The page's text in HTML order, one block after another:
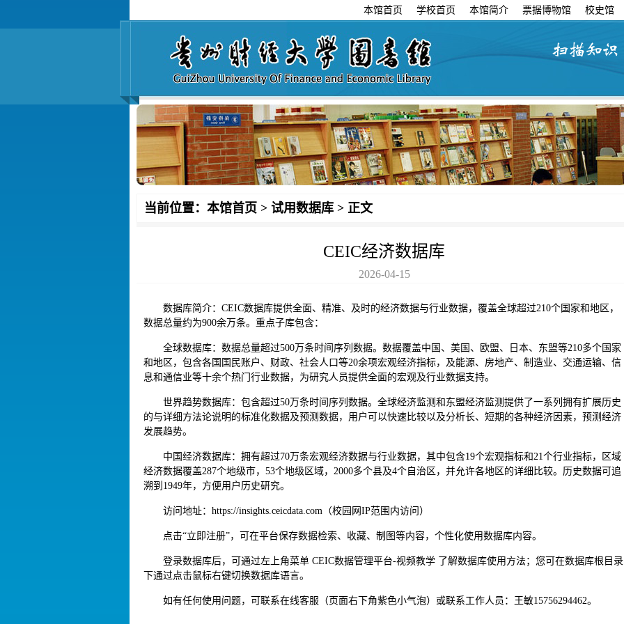
本馆首页 学校首页 本馆简介 票据博物馆 校史馆
当前位置：本馆首页 > 试用数据库 > 正文
CEIC经济数据库
2026-04-15
数据库简介：CEIC数据库提供全面、精准、及时的经济数据与行业数据，覆盖全球超过210个国家和地区，
数据总量约为900余万条。重点子库包含：
全球数据库：数据总量超过500万条时间序列数据。数据覆盖中国、美国、欧盟、日本、东盟等210多个国家
和地区，包含各国国民账户、财政、社会人口等20余项宏观经济指标，及能源、房地产、制造业、交通运输、信
息和通信业等十余个热门行业数据，为研究人员提供全面的宏观及行业数据支持。
世界趋势数据库：包含超过50万条时间序列数据。全球经济监测和东盟经济监测提供了一系列拥有扩展历史
的与详细方法论说明的标准化数据及预测数据，用户可以快速比较以及分析长、短期的各种经济因素，预测经济
发展趋势。
中国经济数据库：拥有超过70万条宏观经济数据与行业数据，其中包含19个宏观指标和21个行业指标，区域
经济数据覆盖287个地级市，53个地级区域，2000多个县及4个自治区，并允许各地区的详细比较。历史数据可追
溯到1949年，方便用户历史研究。
访问地址：https://insights.ceicdata.com（校园网IP范围内访问）
点击“立即注册”，可在平台保存数据检索、收藏、制图等内容，个性化使用数据库内容。
登录数据库后，可通过左上角菜单 CEIC数据管理平台-视频教学 了解数据库使用方法；您可在数据库根目录
下通过点击鼠标右键切换数据库语言。
如有任何使用问题，可联系在线客服（页面右下角紫色小气泡）或联系工作人员：王敏15756294462。